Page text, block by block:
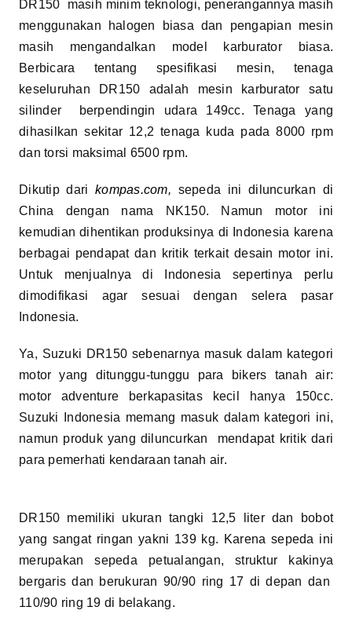
DR150 masih minim teknologi, penerangannya masih
menggunakan halogen biasa dan pengapian mesin
masih mengandalkan model karburator biasa.
Berbicara tentang spesifikasi mesin, tenaga
keseluruhan DR150 adalah mesin karburator satu
silinder berpendingin udara 149cc. Tenaga yang
dihasilkan sekitar 12,2 tenaga kuda pada 8000 rpm
dan torsi maksimal 6500 rpm.
Dikutip darikompas.com, sepeda ini diluncurkan di
China dengan nama NK150. Namun motor ini
kemudian dihentikan produksinya di Indonesia karena
berbagai pendapat dan kritik terkait desain motor ini.
Untuk menjualnya di Indonesia sepertinya perlu
dimodifikasi agar sesuai dengan selera pasar
Indonesia.
Ya, Suzuki DR150 sebenarnya masuk dalam kategori
motor yang ditunggu-tunggu para bikers tanah air:
motor adventure berkapasitas kecil hanya 150cc.
Suzuki Indonesia memang masuk dalam kategori ini,
namun produk yang diluncurkan mendapat kritik dari
para pemerhati kendaraan tanah air.
DR150 memiliki ukuran tangki 12,5 liter dan bobot
yang sangat ringan yakni 139 kg. Karena sepeda ini
merupakan sepeda petualangan, struktur kakinya
bergaris dan berukuran 90/90 ring 17 di depan dan
110/90 ring 19 di belakang.